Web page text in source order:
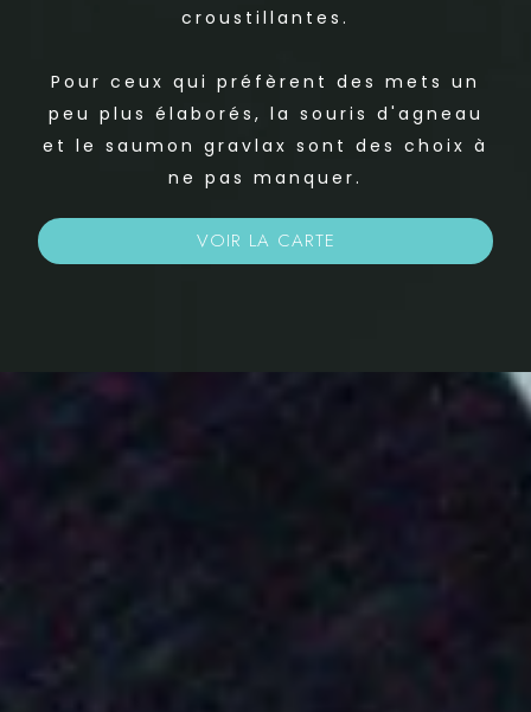
croustillantes.
Pour ceux qui préfèrent des mets un
peu plus élaborés, la souris d'agneau
et le saumon gravlax sont des choix à
ne pas manquer.
VOIR LA CARTE